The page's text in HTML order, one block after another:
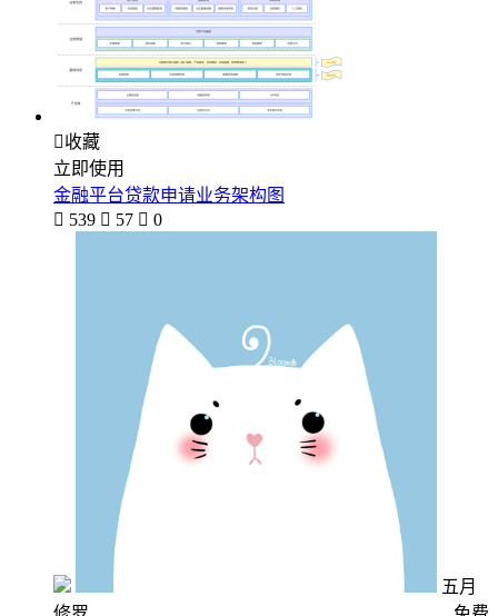
收藏
立即使用
金融平台贷款申请业务架构图
 539  57  0
五月